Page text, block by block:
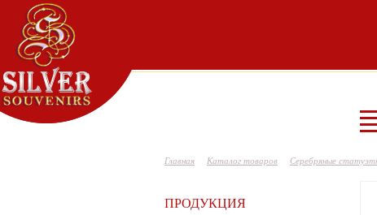
Главная Каталог товаров Серебряные
ПРОДУКЦИЯ